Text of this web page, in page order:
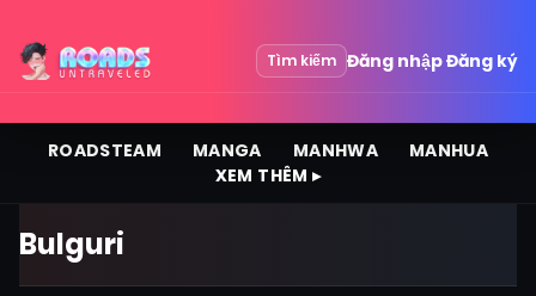
Tìm kiếm Đăng nhậpĐăng ký
ROADSTEAM MANGA MANHWA
MANHUA
XEM THÊM ▸
Bulguri